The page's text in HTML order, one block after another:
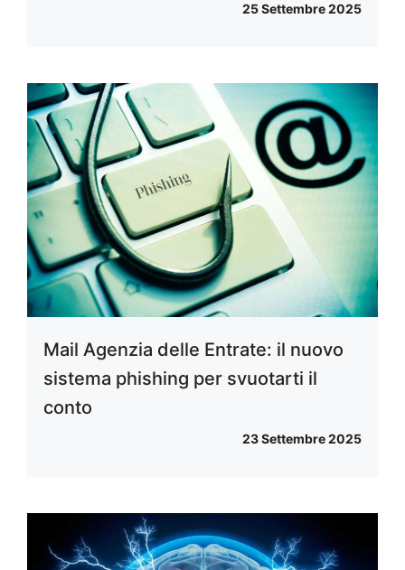
25 Settembre 2025
Mail Agenzia delle Entrate: il nuovo
sistema phishing per svuotarti il
conto
23 Settembre 2025